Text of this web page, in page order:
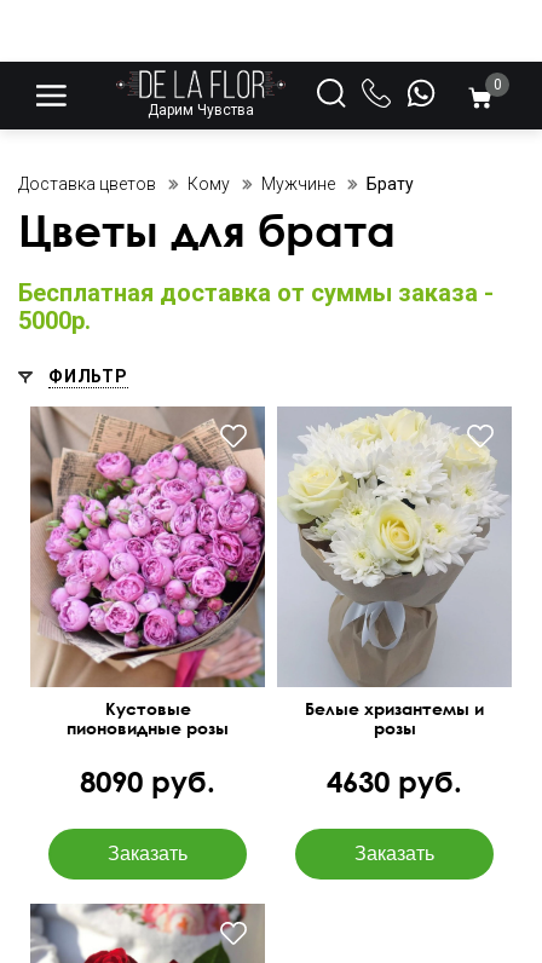
Дарим Чувства
0
Доставка цветов Кому Мужчине Брату
Цветы для брата
Бесплатная доставка от суммы заказа -
5000р.
ФИЛЬТР
В крафтовой упаковке
Кустовые
пионовидные розы
8090 руб.
Крафт бумага
Белые хризантемы и
розы
4630 руб.